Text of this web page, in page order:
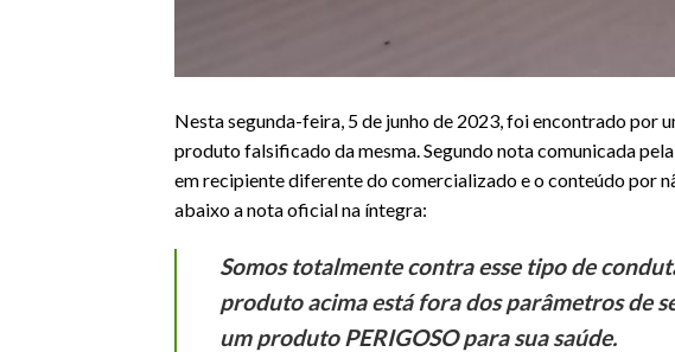
Nesta segunda-feira, 5 de junho de 2023, foi encontrado por
produto falsificado da mesma. Segundo nota comunicada
em recipiente diferente do comercializado e o conteúdo por
abaixo a nota oficial na íntegra:
Somos totalmente contra esse tipo de
produto acima está fora dos parâmetros de
um produto PERIGOSO para sua saúde.